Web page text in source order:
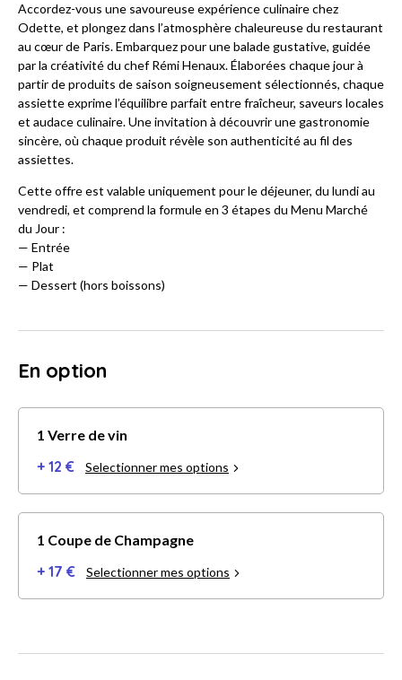
Accordez-vous une savoureuse expérience culinaire chez
Odette, et plongez dans l’atmosphère chaleureuse du restaurant
au cœur de Paris. Embarquez pour une balade gustative, guidée
par la créativité du chef Rémi Henaux. Élaborées chaque jour à
partir de produits de saison soigneusement sélectionnés, chaque
assiette exprime l’équilibre parfait entre fraîcheur, saveurs locales
et audace culinaire. Une invitation à découvrir une gastronomie
sincère, où chaque produit révèle son authenticité au fil des
assiettes.
Cette offre est valable uniquement pour le déjeuner, du lundi au
vendredi, et comprend la formule en 3 étapes du Menu Marché
du Jour :
— Entrée
— Plat
— Dessert (hors boissons)
En option
1 Verre de vin
+ 12 € Selectionner mes options
1 Coupe de Champagne
+ 17 € Selectionner mes options